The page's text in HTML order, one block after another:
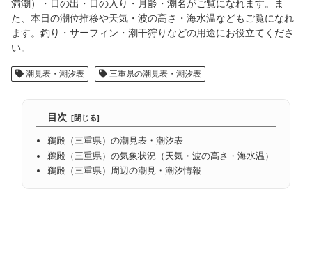
満潮）・日の出・日の入り・月齢・潮名がご覧になれます。ま
た、本日の潮位推移や天気・波の高さ・海水温などもご覧になれ
ます。釣り・サーフィン・潮干狩りなどの用途にお役立てくださ
い。
潮見表・潮汐表 三重県の潮見表・潮汐表
目次
鵜殿（三重県）の潮見表・潮汐表
鵜殿（三重県）の気象状況（天気・波の高さ・海水温）
鵜殿（三重県）周辺の潮見・潮汐情報